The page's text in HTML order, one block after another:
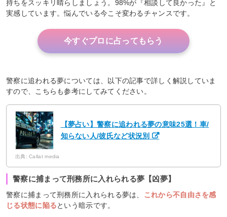
持ちをスッキリ晴らしましょう。98%が『相談して良かった』と
実感しています。悩んでいる今こそ変わるチャンスです。
今すぐプロに占ってもらう
警察に追われる夢については、以下の記事で詳しく解説していま
すので、こちらも参考にしてみてください。
【夢占い】警察に追われる夢の意味25選！車/
知らない人/彼氏など状況別
出典: Callat media
警察に捕まって刑務所に入れられる夢【凶夢】
警察に捕まって刑務所に入れられる夢は、 これから不自由さを感
じる状態に陥るという暗示です。